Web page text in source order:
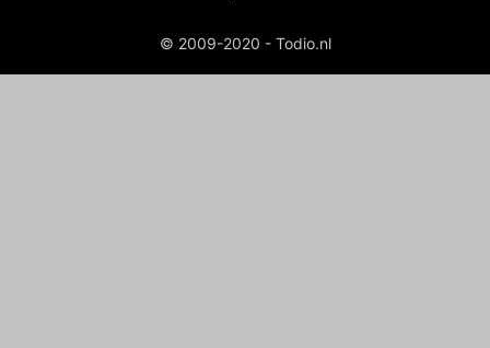
© 2009-2020 - Todio.nl